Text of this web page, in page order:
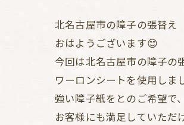
北名古屋市の障子の張替え
おはようございます😊
今回は北名古屋市の障子の
ワーロンシートを使用しま
強い障子紙をとのご希望で
お客様にも満足していただ